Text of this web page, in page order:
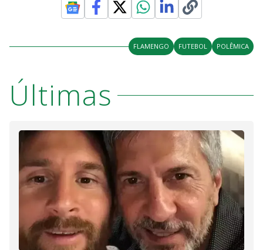
FLAMENGO FUTEBOL POLÊMICA
Últimas